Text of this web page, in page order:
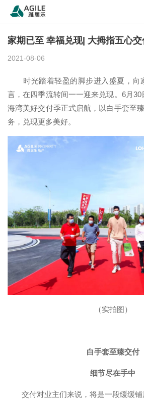
家期已至 幸福兑现| 大拇指五心
2021-08-06
时光踏着轻盈的脚步进入盛夏，向
言，在四季流转间一一迎来兑现。6月
海湾美好交付季正式启航，以白手套至
务，兑现更多美好。
（实拍图）
白手套至臻交付
细节尽在手中
交付对业主们来说，将是一段缓缓铺